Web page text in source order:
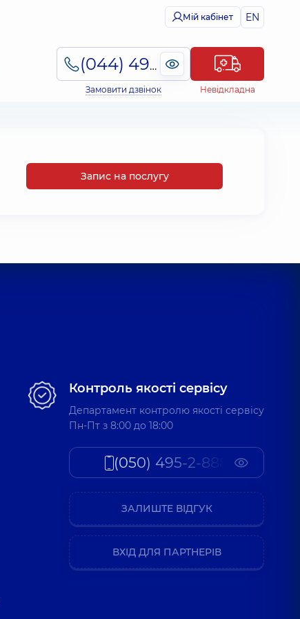
Мій кабінет EN
(044) 495-2-888
Замовити дзвінок Невідкладна
Запис на послугу
Контроль якості сервісу
Департамент контролю якості сервісу
Пн-Пт з 8:00 до 18:00
(050) 495-2-888
ЗАЛИШТЕ ВІДГУК
ВХІД ДЛЯ ПАРТНЕРІВ